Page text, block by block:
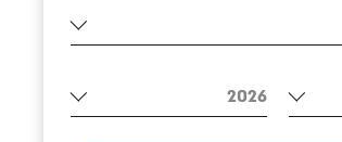
2026